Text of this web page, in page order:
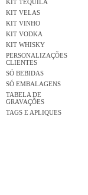
KIT TEQUILA
KIT VELAS
KIT VINHO
KIT VODKA
KIT WHISKY
PERSONALIZAÇÕES
CLIENTES
SÓ BEBIDAS
SÓ EMBALAGENS
TABELA DE
GRAVAÇÕES
TAGS E APLIQUES